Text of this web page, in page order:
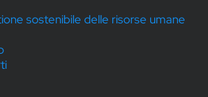
sostenibile delle risorse umane